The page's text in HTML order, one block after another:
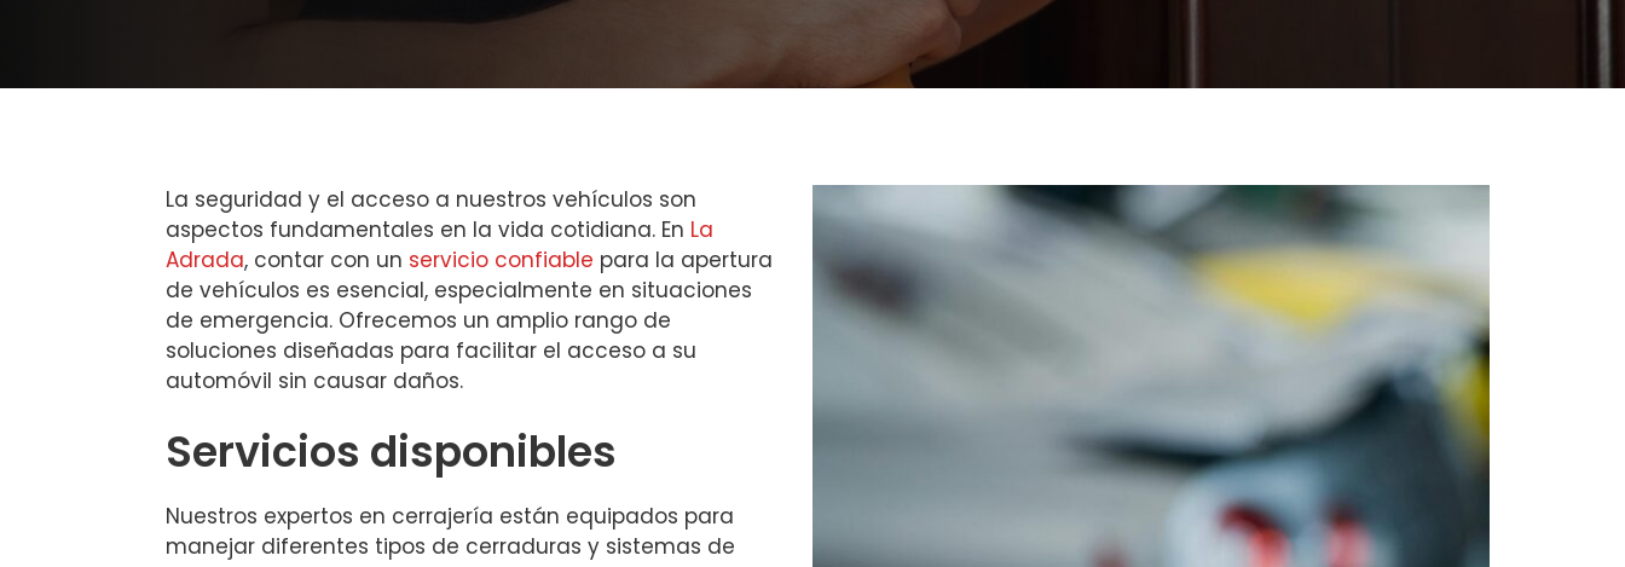
La seguridad y el acceso a nuestros vehículos son
aspectos fundamentales en la vida cotidiana. En La
Adrada, contar con un servicio confiable para la apertura
de vehículos es esencial, especialmente en situaciones
de emergencia. Ofrecemos un amplio rango de
soluciones diseñadas para facilitar el acceso a su
automóvil sin causar daños.
Servicios disponibles
Nuestros expertos en cerrajería están equipados para
manejar diferentes tipos de cerraduras y sistemas de